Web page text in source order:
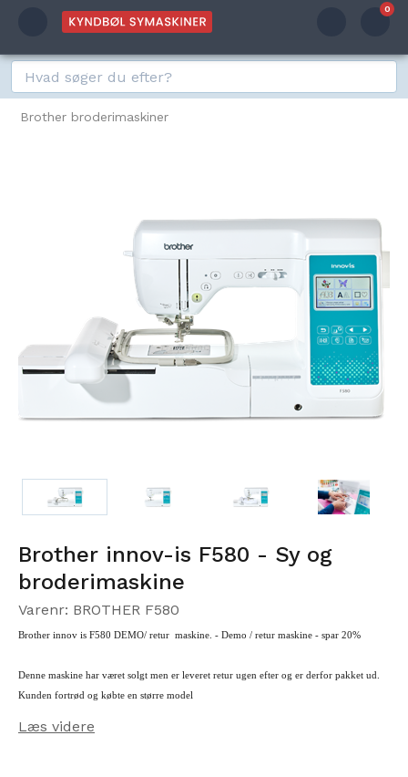
0
Brother broderimaskiner
Brother innov-is F580 - Sy og
broderimaskine
Varenr: BROTHER F580
Brother innov is F580 DEMO/ retur maskine. - Demo / retur maskine - spar 20%
Denne maskine har været solgt men er leveret retur ugen efter og er derfor pakket ud.
Kunden fortrød og købte en større model
Sy og broderimaskine med mulighed for trådløs overførsel af broderi.
Læs videre